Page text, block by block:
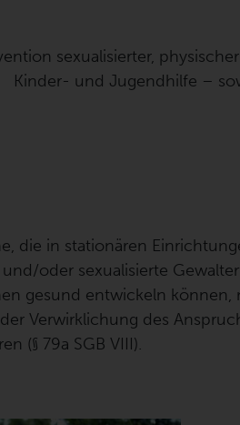
sexualisierter,
Kinder- und Jugendhilfe –
die in stationären
oder sexualisierte
gesund entwickeln können,
Verwirklichung des
(§ 79a SGB VIII).